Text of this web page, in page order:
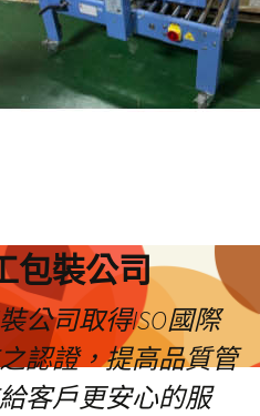
包裝公司
公司取得ISO國際
認證，提高品質管
客戶更安心的服